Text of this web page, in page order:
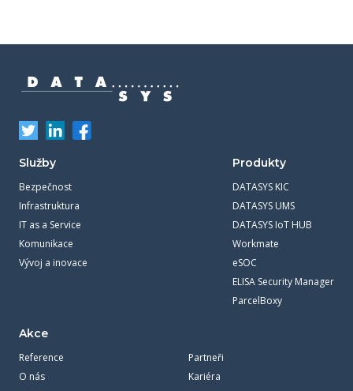
Služby
Bezpečnost
Infrastruktura
IT as a Service
Komunikace
Vývoj a inovace
Produkty
DATASYS KIC
DATASYS UMS
DATASYS IoT HUB
Workmate
eSOC
ELISA Security Manager
ParcelBoxy
Akce
Reference
Partneři
O nás
Kariéra